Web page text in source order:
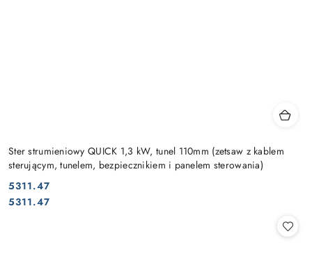
Ster strumieniowy QUICK 1,3 kW, tunel 110mm (zetsaw z kablem
sterującym, tunelem, bezpiecznikiem i panelem sterowania)
Cena:
5311.47
Cena:
5311.47